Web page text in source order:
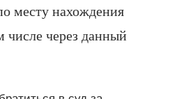
месту нахождения
числе через данный